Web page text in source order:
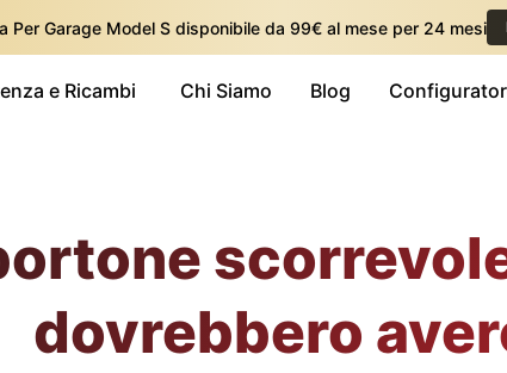
Per Garage Model S disponibile da 99€ al mese per 24 mesi
e Ricambi Chi Siamo Blog
dovrebbero